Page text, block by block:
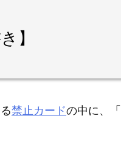
】
禁止カードの中に、「